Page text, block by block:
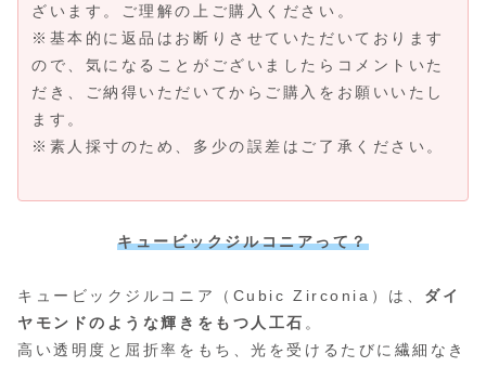
ざいます。ご理解の上ご購入ください。
※基本的に返品はお断りさせていただいております
ので、気になることがございましたらコメントいた
だき、ご納得いただいてからご購入をお願いいたし
ます。
※素人採寸のため、多少の誤差はご了承ください。
キュービックジルコニアって？
キュービックジルコニア（Cubic Zirconia）は、 ダイ
ヤモンドのような輝きをもつ人工石 。
高い透明度と屈折率をもち、光を受けるたびに繊細なき